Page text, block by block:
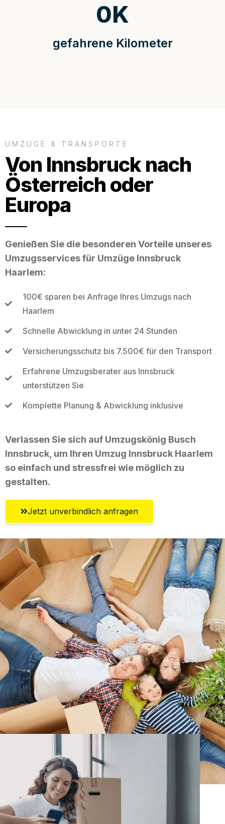
gefahrene Kilometer
0K
UMZÜGE & TRANSPORTE
Von Innsbruck nach
Österreich oder
Europa
Genießen Sie die besonderen Vorteile unseres
Umzugsservices für Umzüge Innsbruck
Haarlem:
100€ sparen bei Anfrage Ihres Umzugs nach
Haarlem
Schnelle Abwicklung in unter 24 Stunden
Versicherungsschutz bis 7.500€ für den Transport
Erfahrene Umzugsberater aus Innsbruck
unterstützen Sie
Komplette Planung & Abwicklung inklusive
Verlassen Sie sich auf Umzugskönig Busch
Innsbruck, um Ihren Umzug Innsbruck Haarlem
so einfach und stressfrei wie möglich zu
gestalten.
Jetzt unverbindlich anfragen